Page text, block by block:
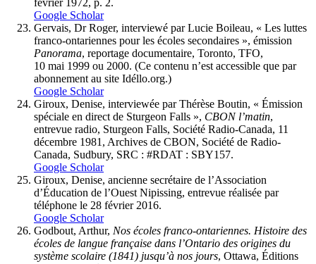
février 1972, p. 2.
Google Scholar
Gervais, Dr Roger, interviewé par Lucie Boileau, « Les luttes
franco-ontariennes pour les écoles secondaires », émission
Panorama, reportage documentaire, Toronto, TFO,
10 mai 1999 ou 2000. (Ce contenu n’est accessible que par
abonnement au site Idéllo.org.)
Google Scholar
Giroux, Denise, interviewée par Thérèse Boutin, « Émission
spéciale en direct de Sturgeon Falls », CBON l’matin,
entrevue radio, Sturgeon Falls, Société Radio-Canada, 11
décembre 1981, Archives de CBON, Société de Radio-
Canada, Sudbury, SRC : #RDAT : SBY157.
Google Scholar
Giroux, Denise, ancienne secrétaire de l’Association
d’Éducation de l’Ouest Nipissing, entrevue réalisée par
téléphone le 28 février 2016.
Google Scholar
Godbout, Arthur, Nos écoles franco-ontariennes. Histoire des
écoles de langue française dans l’Ontario des origines du
système scolaire (1841) jusqu’à nos jours, Ottawa, Éditions